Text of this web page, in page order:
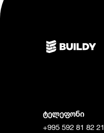
ტელეფონი
+995 592 81 82 21